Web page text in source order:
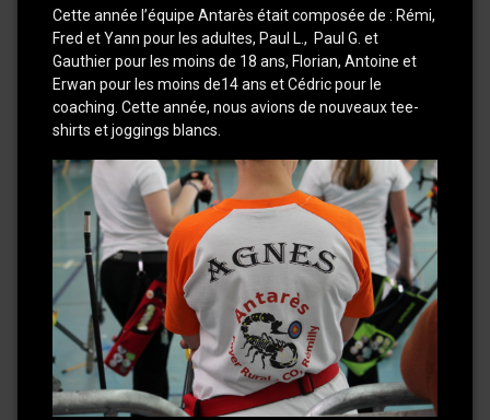
Cette année l’équipe Antarès était composée de : Rémi,
Fred et Yann pour les adultes, Paul L., Paul G. et
Gauthier pour les moins de 18 ans, Florian, Antoine et
Erwan pour les moins de14 ans et Cédric pour le
coaching. Cette année, nous avions de nouveaux tee-
shirts et joggings blancs.